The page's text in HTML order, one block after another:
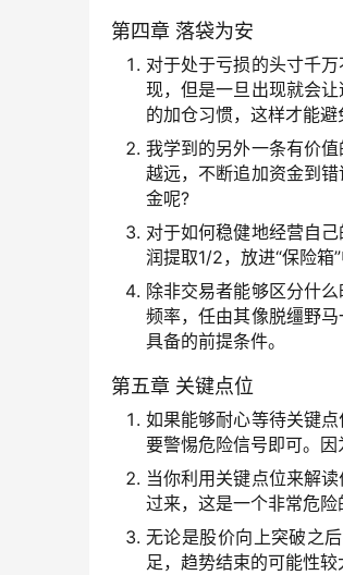
第四章 落袋为安
对于处于亏损的头寸千
现，但是一旦出现就会
的加仓习惯，这样才能避
我学到的另外一条有价
越远，不断追加资金到
金呢?
对于如何稳健地经营自
润提取1/2，放进“保险箱
除非交易者能够区分什
频率，任由其像脱缰野
具备的前提条件。
第五章 关键点位
如果能够耐心等待关键
要警惕危险信号即可。因
当你利用关键点位来解
过来，这是一个非常危险
无论是股价向上突破之
足，趋势结束的可能性较